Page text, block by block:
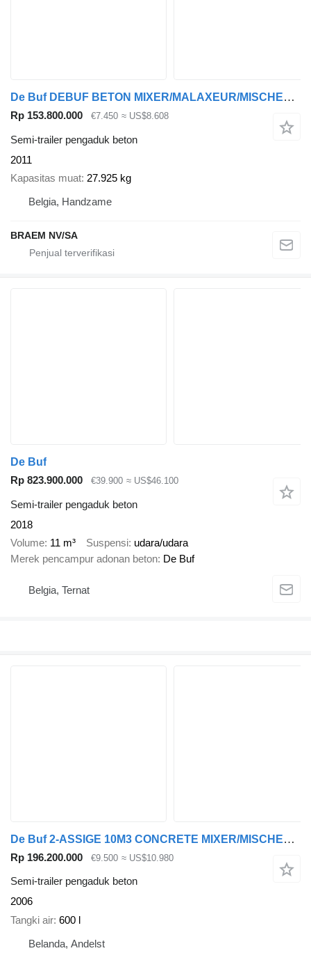
De Buf DEBUF BETON MIXER/MALAXEUR/MISCHER-12M³
Rp 153.800.000 €7.450 ≈ US$8.608
Semi-trailer pengaduk beton
2011
Kapasitas muat 27.925 kg
Belgia, Handzame
BRAEM NV/SA
De Buf
Rp 823.900.000
€39.900 ≈ US$46.100
Semi-trailer pengaduk beton
2018
Volume 11 m³ Suspensi udara/udara
Merek pencampur adonan beton De Buf
Belgia, Ternat
De Buf 2-ASSIGE 10M3 CONCRETE MIXER/MISCHER/MIXER
Rp 196.200.000 €9.500 ≈ US$10.980
Semi-trailer pengaduk beton
2006
Tangki air 600 l
Belanda, Andelst